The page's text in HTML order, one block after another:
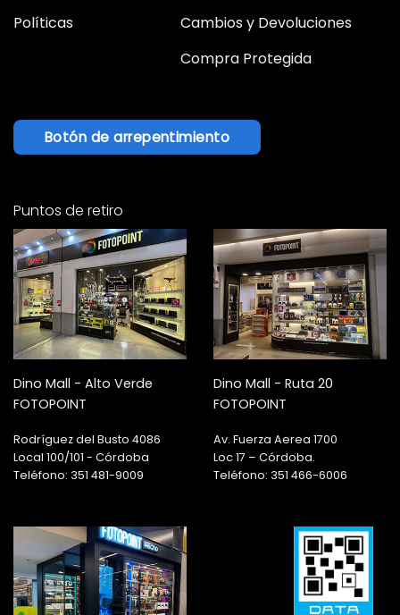
Políticas
Cambios y Devoluciones
Compra Protegida
Botón de arrepentimiento
Puntos de retiro
Dino Mall - Alto Verde
FOTOPOINT
Rodríguez del Busto 4086
Local 100/101 - Córdoba
Teléfono: 351 481-9009
Dino Mall - Ruta 20
FOTOPOINT
Av. Fuerza Aerea 1700
Loc 17 – Córdoba.
Teléfono: 351 466-6006